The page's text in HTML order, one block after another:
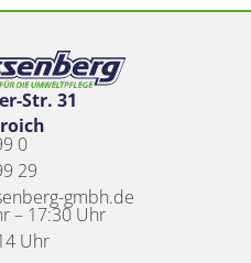
Str. 31
0
29
gmbh.de
– 17:30 Uhr
Uhr